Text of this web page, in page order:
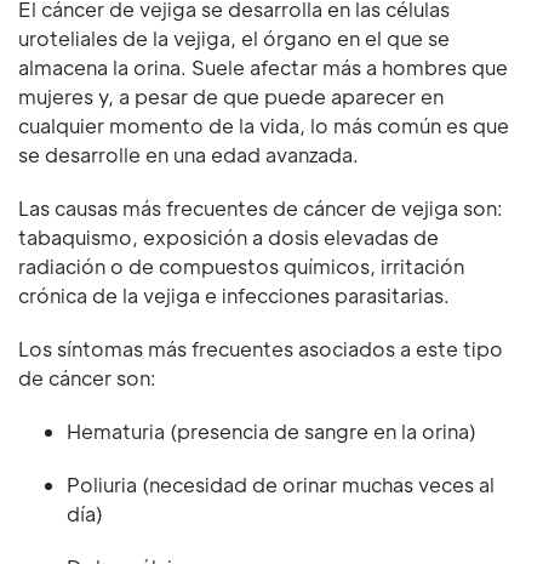
El cáncer de vejiga se desarrolla en las células
uroteliales de la vejiga, el órgano en el que se
almacena la orina. Suele afectar más a hombres que
mujeres y, a pesar de que puede aparecer en
cualquier momento de la vida, lo más común es que
se desarrolle en una edad avanzada.
Las causas más frecuentes de cáncer de vejiga son:
tabaquismo, exposición a dosis elevadas de
radiación o de compuestos químicos, irritación
crónica de la vejiga e infecciones parasitarias.
Los síntomas más frecuentes asociados a este tipo
de cáncer son:
Hematuria (presencia de sangre en la orina)
Poliuria (necesidad de orinar muchas veces al
día)